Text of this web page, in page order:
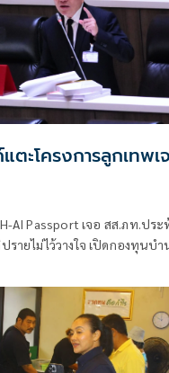
ตะโครงการลูกเทพเ
AI Passport เจอ สส.ภท.ประ
รายไม่ไว้วางใจ เปิดกองทุนบ